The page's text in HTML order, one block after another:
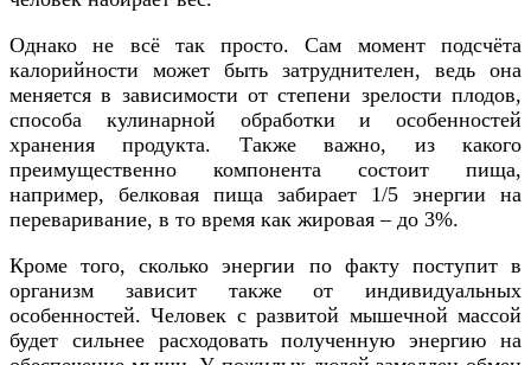
Однако не всё так просто. Сам момент подсчёта
калорийности может быть затруднителен, ведь она
меняется в зависимости от степени зрелости плодов,
способа кулинарной обработки и особенностей
хранения продукта. Также важно, из какого
преимущественно компонента состоит пища,
например, белковая пища забирает 1/5 энергии на
переваривание, в то время как жировая – до 3%.
Кроме того, сколько энергии по факту поступит в
организм зависит также от индивидуальных
особенностей. Человек с развитой мышечной массой
будет сильнее расходовать полученную энергию на